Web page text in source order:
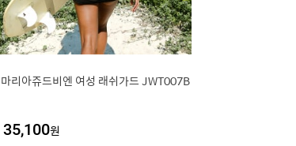
마리아쥬드비엔 여성 래쉬가드 JWT007B
35,100원